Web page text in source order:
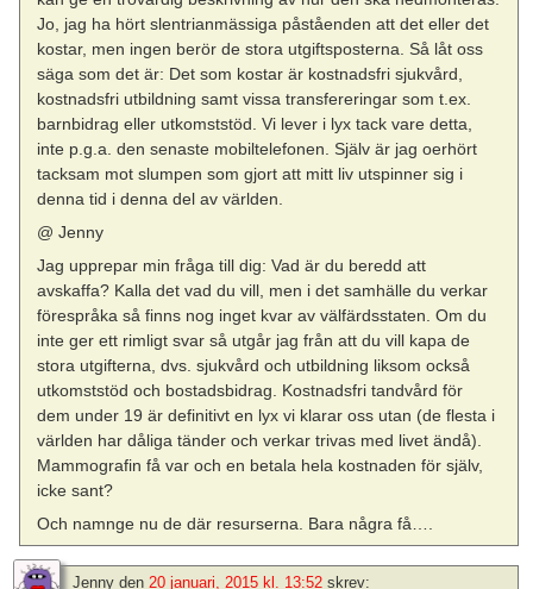
Jo, jag ha hört slentrianmässiga påståenden att det eller det
kostar, men ingen berör de stora utgiftsposterna. Så låt oss
säga som det är: Det som kostar är kostnadsfri sjukvård,
kostnadsfri utbildning samt vissa transfereringar som t.ex.
barnbidrag eller utkomststöd. Vi lever i lyx tack vare detta,
inte p.g.a. den senaste mobiltelefonen. Själv är jag oerhört
tacksam mot slumpen som gjort att mitt liv utspinner sig i
denna tid i denna del av världen.
@ Jenny
Jag upprepar min fråga till dig: Vad är du beredd att
avskaffa? Kalla det vad du vill, men i det samhälle du verkar
förespråka så finns nog inget kvar av välfärdsstaten. Om du
inte ger ett rimligt svar så utgår jag från att du vill kapa de
stora utgifterna, dvs. sjukvård och utbildning liksom också
utkomststöd och bostadsbidrag. Kostnadsfri tandvård för
dem under 19 är definitivt en lyx vi klarar oss utan (de flesta i
världen har dåliga tänder och verkar trivas med livet ändå).
Mammografin få var och en betala hela kostnaden för själv,
icke sant?
Och namnge nu de där resurserna. Bara några få….
Jenny den 20 januari, 2015 kl. 13:52 skrev: